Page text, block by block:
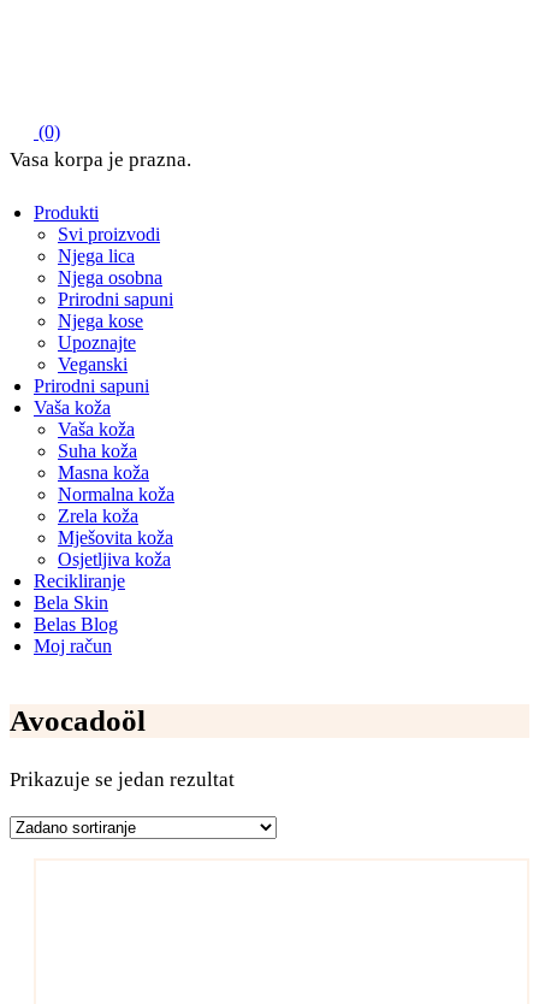
(0)
Produkti
Svi proizvodi
Njega lica
Njega osobna
Prirodni sapuni
Njega kose
Upoznajte
Veganski
Prirodni sapuni
Vaša koža
Vaša koža
Suha koža
Masna koža
Normalna koža
Zrela koža
Mješovita koža
Osjetljiva koža
Recikliranje
Bela Skin
Belas Blog
Moj račun
Avocadoöl
Prikazuje se jedan rezultat